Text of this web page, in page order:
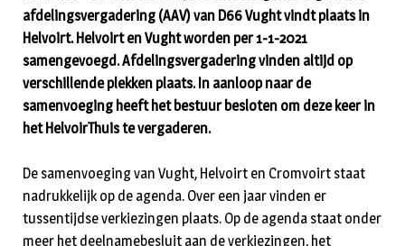
afdelingsvergadering (AAV) van D66 Vught vindt plaats in
Helvoirt. Helvoirt en Vught worden per 1-1-2021
samengevoegd. Afdelingsvergadering vinden altijd op
verschillende plekken plaats. In aanloop naar de
samenvoeging heeft het bestuur besloten om deze keer in
het HelvoirThuis te vergaderen.
De samenvoeging van Vught, Helvoirt en Cromvoirt staat
nadrukkelijk op de agenda. Over een jaar vinden er
tussentijdse verkiezingen plaats. Op de agenda staat onder
meer het deelnamebesluit aan de verkiezingen, het